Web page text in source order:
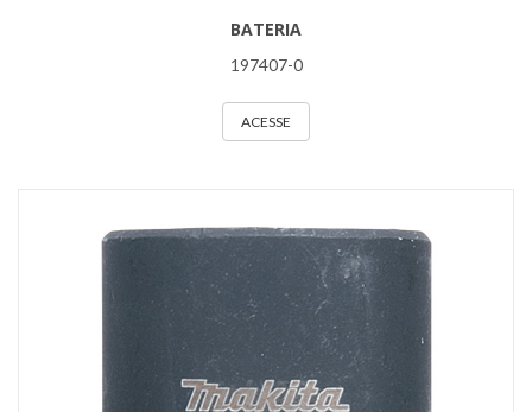
BATERIA
197407-0
ACESSE